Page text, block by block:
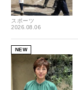
スポーツ
2026.08.06
NEW